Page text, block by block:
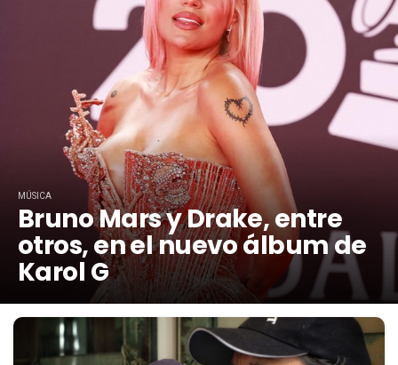
MÚSICA
Bruno Mars y Drake, entre
otros, en el nuevo álbum de
Karol G